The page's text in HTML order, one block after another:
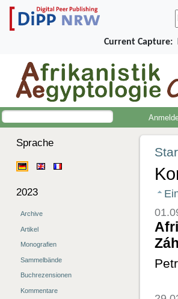
Current Capture: